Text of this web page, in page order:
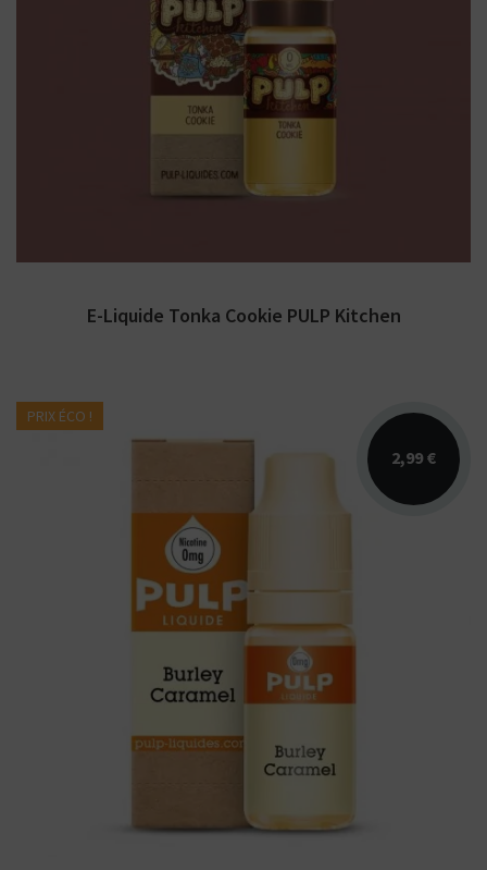
Arômes : cookie, fève de tonka, céréales. E-
liquide PULP Liquides. Disponible en 10 ml
E-Liquide Tonka Cookie PULP Kitchen
PRIX ÉCO !
2,99 €
Arômes : classique burley, caramel, noix,
cacao. Disponible en 10ml nicotiné. Fabriqué
en France...